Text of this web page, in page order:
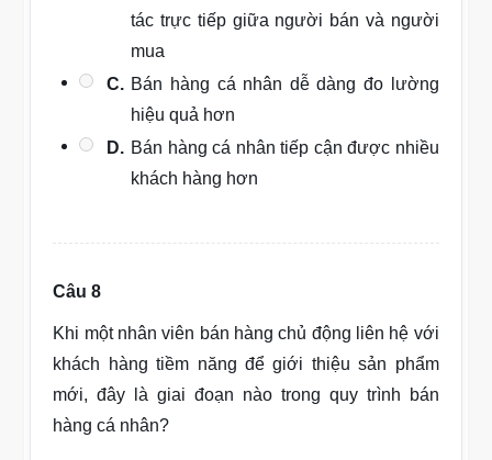
tác trực tiếp giữa người bán và người
mua
C. Bán hàng cá nhân dễ dàng đo lường
hiệu quả hơn
D. Bán hàng cá nhân tiếp cận được nhiều
khách hàng hơn
Câu 8
Khi một nhân viên bán hàng chủ động liên hệ với
khách hàng tiềm năng để giới thiệu sản phẩm
mới, đây là giai đoạn nào trong quy trình bán
hàng cá nhân?